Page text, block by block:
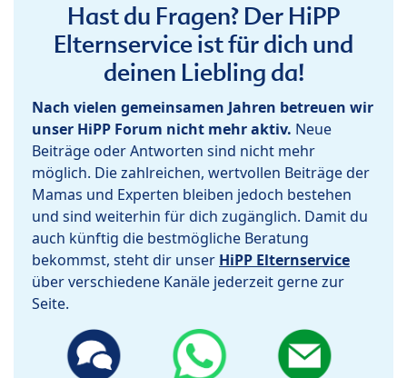
Hast du Fragen? Der HiPP
Elternservice ist für dich und
deinen Liebling da!
Nach vielen gemeinsamen Jahren betreuen wir
unser HiPP Forum nicht mehr aktiv. Neue
Beiträge oder Antworten sind nicht mehr
möglich. Die zahlreichen, wertvollen Beiträge der
Mamas und Experten bleiben jedoch bestehen
und sind weiterhin für dich zugänglich. Damit du
auch künftig die bestmögliche Beratung
bekommst, steht dir unser HiPP Elternservice
über verschiedene Kanäle jederzeit gerne zur
Seite.